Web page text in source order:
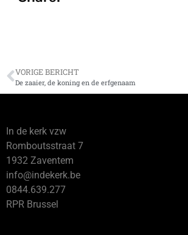
VORIGE BERICHT
De zaaier, de koning en de erfgenaam
In de kerk vzw
Romboutsstraat 7
1932 Zaventem
info@indekerk.be
0844.639.277
RPR Brussel